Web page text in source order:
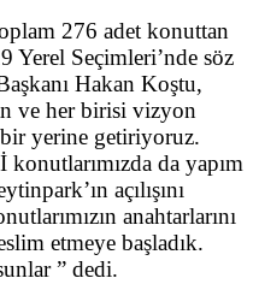
276 adet konuttan
Seçimleri’nde söz
Hakan Koştu,
ve her birisi vizyon
yerine getiriyoruz.
da yapım
açılışını
anahtarlarını
etmeye başladık.
” dedi.